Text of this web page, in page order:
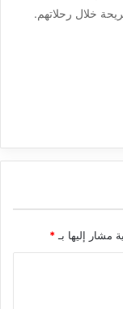
خلال رحلاتهم.
مشار إليها بـ *